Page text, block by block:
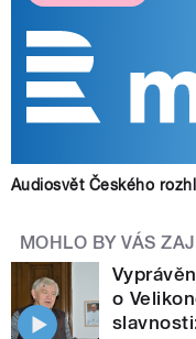
Audiosvět Českého
MOHLO BY VÁS
o